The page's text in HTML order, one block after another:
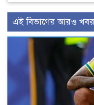
এই বিভাগের আরও খবর